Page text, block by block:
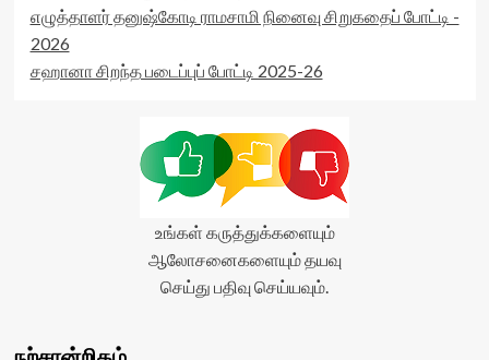
எழுத்தாளர் தனுஷ்கோடி ராமசாமி நினைவு சிறுகதைப் போட்டி -
2026
சஹானா சிறந்த படைப்புப் போட்டி 2025-26
உங்கள் கருத்துக்களையும்
ஆலோசனைகளையும் தயவு
செய்து பதிவு செய்யவும்.